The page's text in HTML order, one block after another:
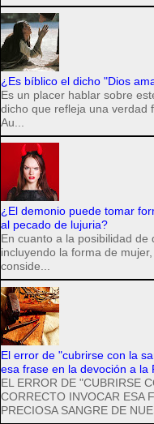
¿Es bíblico el dicho "Dios
Es un placer hablar sobre
dicho que refleja una verdad
Au...
¿El demonio puede tomar
al pecado de lujuria?
En cuanto a la posibilidad
incluyendo la forma de
conside...
El error de "cubrirse con la
esa frase en la devoción a la
EL ERROR DE "CUBRIRSE
CORRECTO INVOCAR ESA
PRECIOSA SANGRE DE